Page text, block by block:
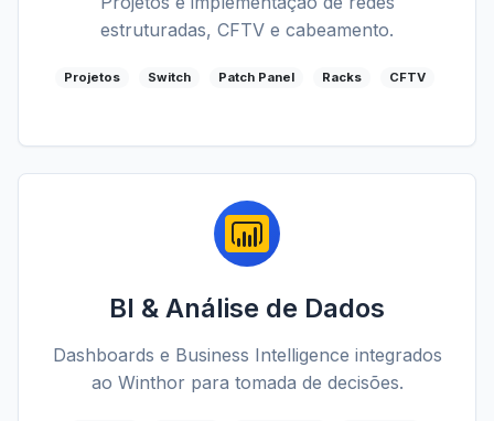
estruturadas, CFTV e cabeamento.
Projetos Switch Patch Panel Racks CFTV
BI & Análise de Dados
Dashboards e Business Intelligence integrados
ao Winthor para tomada de decisões.